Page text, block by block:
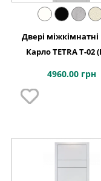
Двері
Карло TETRA Т-02
4960.00 грн